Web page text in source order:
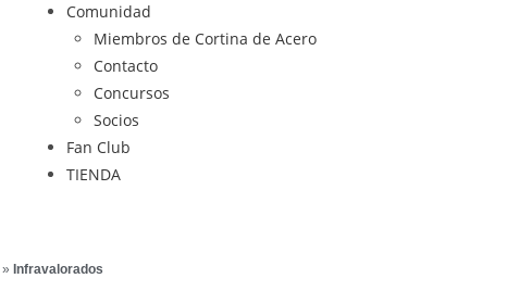
Comunidad
Miembros de Cortina de Acero
Contacto
Concursos
Socios
Fan Club
TIENDA
» Infravalorados